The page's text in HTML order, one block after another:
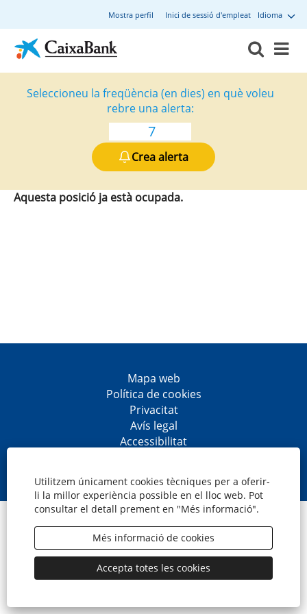
Utilitzem únicament cookies tècniques per a oferir-
li la millor experiència possible en el lloc web. Pot
consultar el detall prement en "Més informació".
Més informació de cookies
Accepta totes les cookies
Idioma
Mostra perfil Inici de sessió d'empleat
Seleccioneu la freqüència (en dies) en què voleu
rebre una alerta:
Crea alerta
Aquesta posició ja està ocupada.
Mapa web
Política de cookies
Privacitat
Avís legal
Accessibilitat
o
b
r
e
n
u
n
a
p
t
o
b
r
e
n
u
n
a
p
t
o
b
r
e
n
u
n
a
p
t
o
b
r
e
n
u
n
a
p
t
© CaixaBank, S.A.